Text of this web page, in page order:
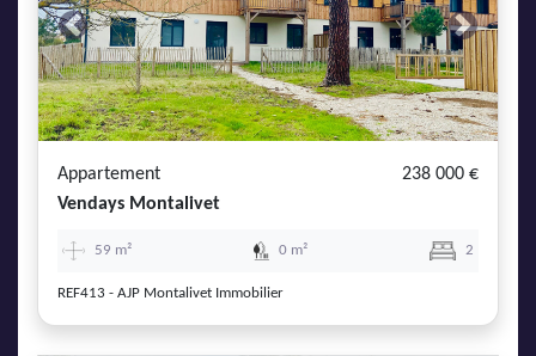
Previous Next
Appartement
238 000 €
Vendays Montalivet
59 m² 0 m² 2
REF413 - AJP Montalivet Immobilier